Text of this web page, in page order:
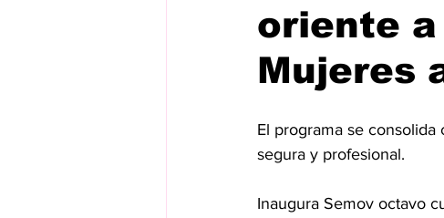
oriente
Mujeres
El programa se
segura y profesional.
Inaugura Semov octavo